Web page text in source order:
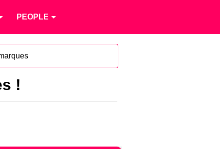
PEOPLE
!